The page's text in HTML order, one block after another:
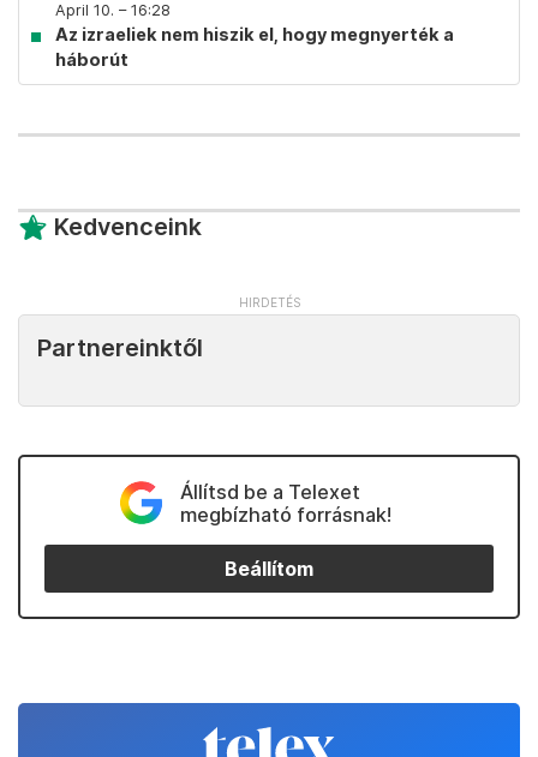
April 10. – 16:28
Az izraeliek nem hiszik el, hogy megnyerték a
háborút
Kedvenceink
Partnereinktől
Állítsd be a Telexet
megbízható forrásnak!
Beállítom